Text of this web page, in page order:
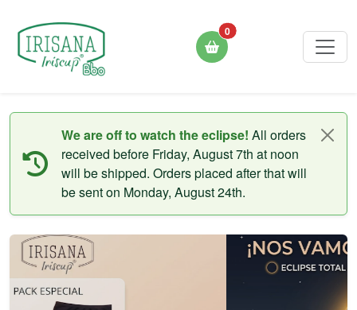
0
We are off to watch the eclipse! All orders
received before Friday, August 7th at noon
will be shipped. Orders placed after that will
be sent on Monday, August 24th.